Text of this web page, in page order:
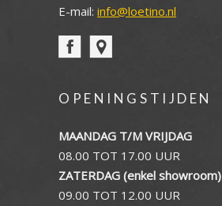
E-mail: info@loetino.nl
OPENINGSTIJDEN
MAANDAG T/M VRIJDAG
08.00 TOT 17.00 UUR
ZATERDAG (enkel showroom)
09.00 TOT 12.00 UUR